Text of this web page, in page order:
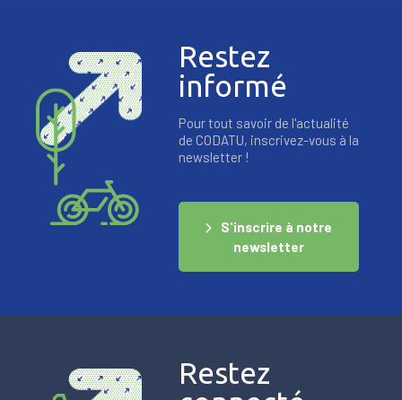
Restez
informé
Pour tout savoir de l'actualité
de CODATU, inscrivez-vous à la
newsletter !
S'inscrire à notre
newsletter
Restez